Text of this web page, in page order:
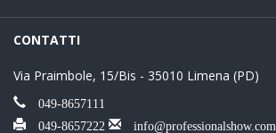
CONTATTI
Via Praimbole, 15/Bis - 35010 Limena (PD)
049-8657111
049-8657222
info@professionalshow.com